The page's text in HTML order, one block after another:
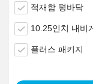
적재함 평바닥
10.25인치 내비
플러스 패키지